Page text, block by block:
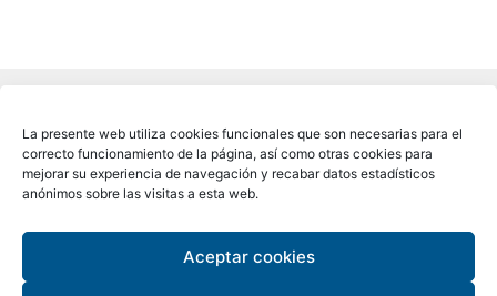
La presente web utiliza cookies funcionales que son necesarias para el
correcto funcionamiento de la página, así como otras cookies para
mejorar su experiencia de navegación y recabar datos estadísticos
anónimos sobre las visitas a esta web.
Aceptar cookies
Copyright © 2026 ALCAMAR®